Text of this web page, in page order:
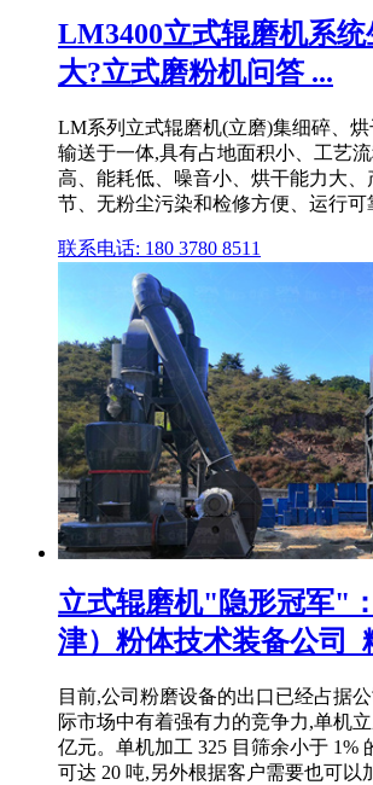
LM3400立式辊磨机系
大?立式磨粉机问答 ...
LM系列立式辊磨机(立磨)集细碎、烘
输送于一体,具有占地面积小、工艺
高、能耗低、噪音小、烘干能力大、
节、无粉尘污染和检修方便、运行可
联系电话: 180 3780 8511
立式辊磨机"隐形冠军"
津）粉体技术装备公司_
目前,公司粉磨设备的出口已经占据
际市场中有着强有力的竞争力,单机
亿元。单机加工 325 目筛余小于 1%
可达 20 吨,另外根据客户需要也可以